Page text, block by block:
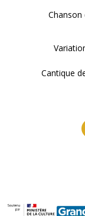
Chanson
Cantique